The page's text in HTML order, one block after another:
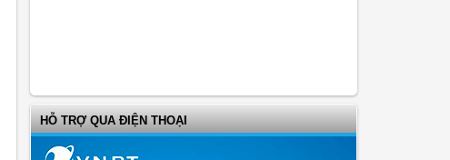
HỖ TRỢ QUA ĐIỆN THOẠI